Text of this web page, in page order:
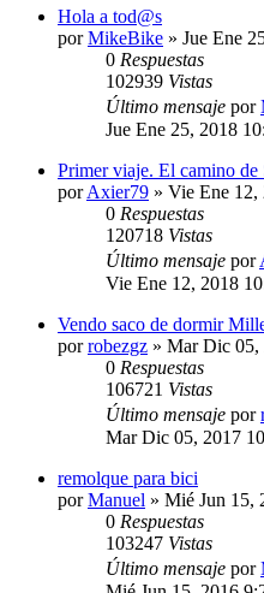
Hola a tod@s
porMikeBike » Jue Ene
0 Respuestas
102939 Vistas
Último mensaje por
Jue Ene 25, 2018
Primer viaje. El camino de
porAxier79 » Vie Ene 12,
0 Respuestas
120718 Vistas
Último mensaje por
Vie Ene 12, 2018
Vendo saco de dormir
porrobezgz » Mar Dic 05,
0 Respuestas
106721 Vistas
Último mensaje por
Mar Dic 05, 2017
remolque para bici
porManuel » Mié Jun 15,
0 Respuestas
103247 Vistas
Último mensaje por